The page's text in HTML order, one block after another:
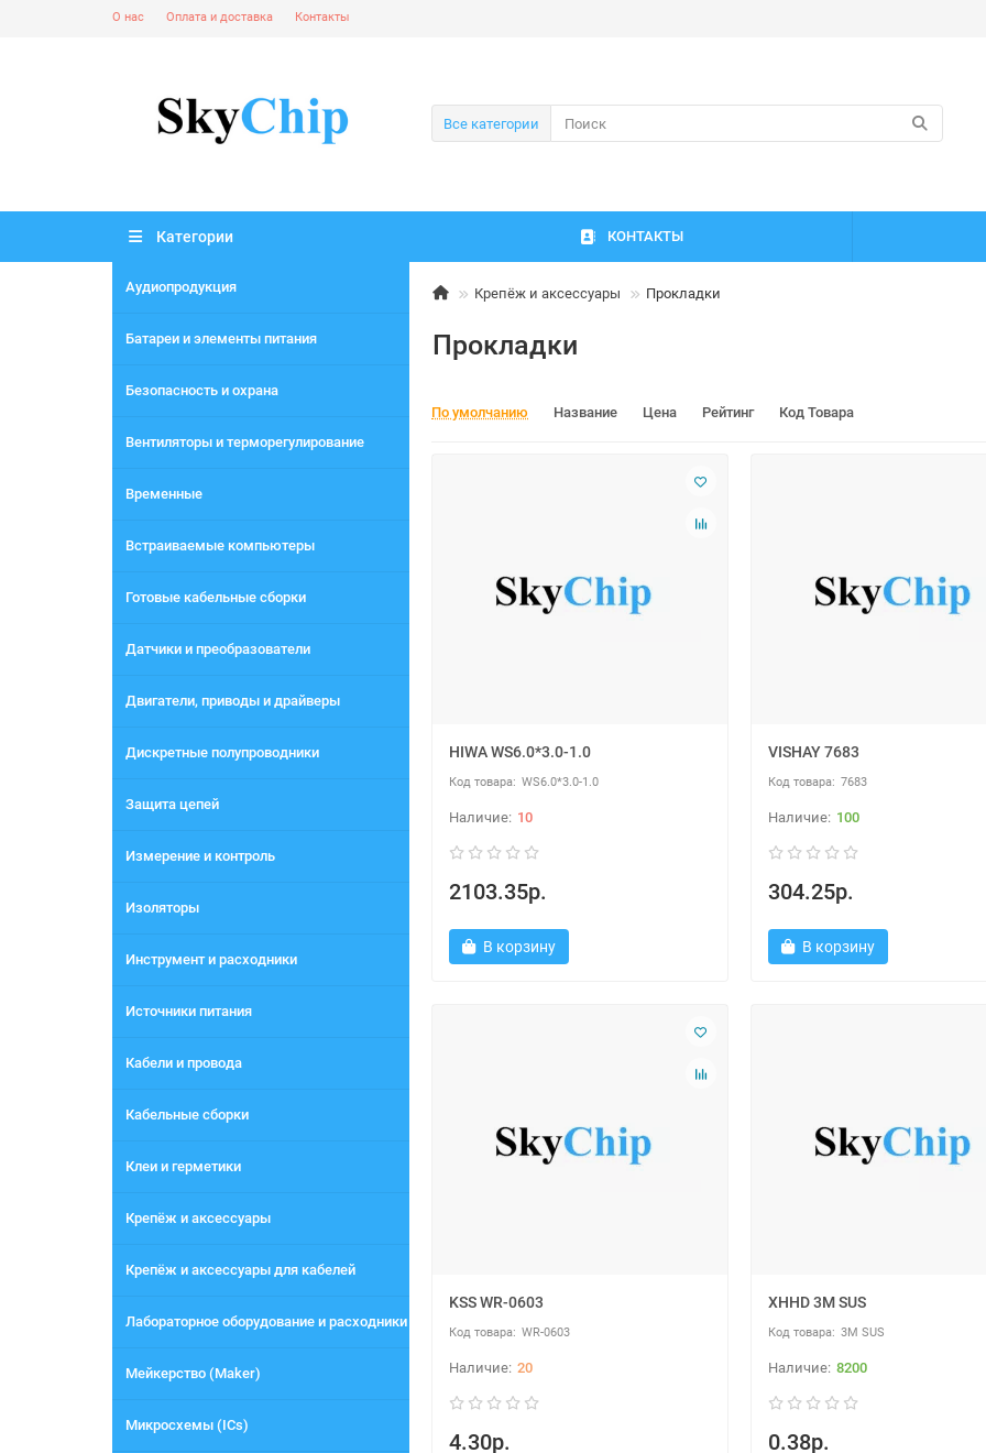
О нас Оплата и доставка Контакты
Все категории
Категории
Аудиопродукция
Батареи и элементы питания
Безопасность и охрана
Вентиляторы и терморегулирование
Временные
Встраиваемые компьютеры
Готовые кабельные сборки
Датчики и преобразователи
Двигатели, приводы и драйверы
Дискретные полупроводники
Защита цепей
Измерение и контроль
Изоляторы
Инструмент и расходники
Источники питания
Кабели и провода
Кабельные сборки
Клеи и герметики
Крепёж и аксессуары
Крепёж и аксессуары для кабелей
Лабораторное оборудование и расходники
Мейкерство (Maker)
Микросхемы (ICs)
КОНТАКТЫ
Крепёж и аксессуары Прокладки
Прокладки
По умолчанию Название Цена Рейтинг Код Товара
HIWA WS6.0*3.0-1.0
WS6.0*3.0-1.0
10
2103.35р.
В корзину
VISHAY 7683
7683
100
304.25р.
В корзину
KSS WR-0603
WR-0603
20
4.30р.
XHHD 3M SUS
3M SUS
8200
0.38р.